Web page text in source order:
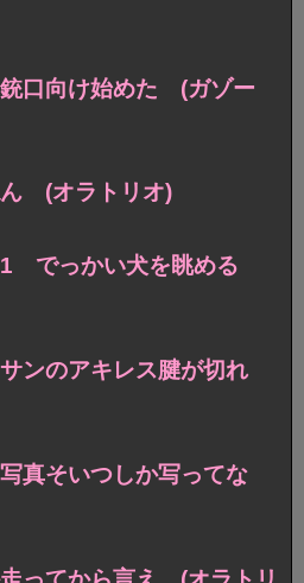
口向け始めた (ガゾー
ん (オラトリオ)
1 でっかい犬を眺める
ンのアキレス腱が切れ
真そいつしか写ってな